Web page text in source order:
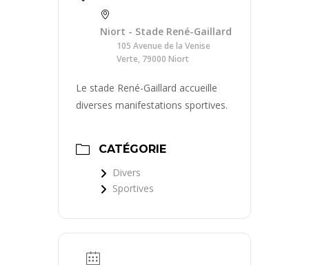
Niort - Stade René-Gaillard
105 Avenue de la Venise
Verte, 79000 Niort
Le stade René-Gaillard accueille
diverses manifestations sportives.
CATÉGORIE
Divers
Sportives